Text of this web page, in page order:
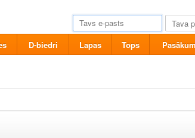
D-biedri Lapas Tops